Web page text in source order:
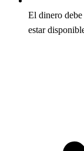
El dinero debe
estar